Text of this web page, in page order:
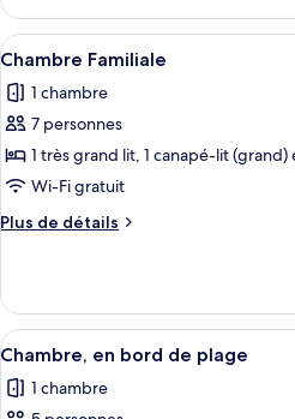
avec
lits
jumeaux
le
type
de
Chambre
Deluxe
lits
jumeaux
Afficher
toutes
les
photos
pour
ce
type
de
Chambre
Familiale
1
Chambre Familiale
1 chambre
7 personnes
1 très grand lit, 1 canapé-lit (grand)
Wi-Fi gratuit
Plus de détails
Plus
le
type
de
Chambre
Afficher
toutes
les
1
Chambre, en bord de plage
1 chambre